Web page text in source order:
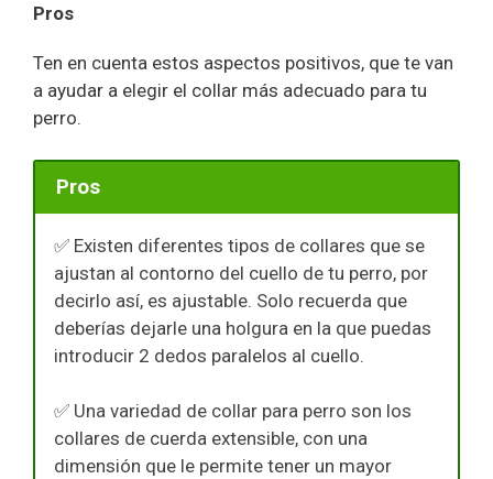
Pros
Ten en cuenta estos aspectos positivos, que te van
a ayudar a elegir el collar más adecuado para tu
perro.
Pros
✅ Existen diferentes tipos de collares que se
ajustan al contorno del cuello de tu perro, por
decirlo así, es ajustable. Solo recuerda que
deberías dejarle una holgura en la que puedas
introducir 2 dedos paralelos al cuello.
✅ Una variedad de collar para perro son los
collares de cuerda extensible, con una
dimensión que le permite tener un mayor